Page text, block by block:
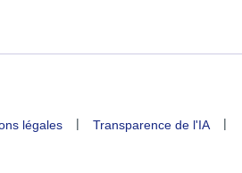
légales | Transparence de l'IA
|